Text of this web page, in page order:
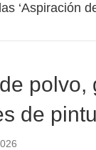
‘Aspiración
polvo,
de